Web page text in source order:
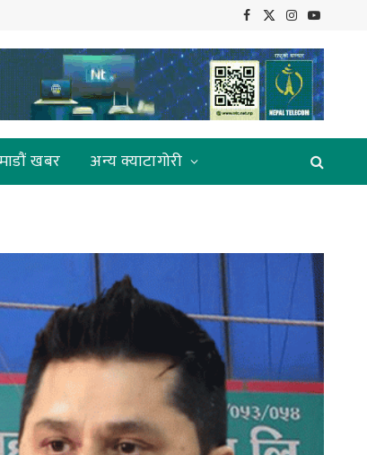
Facebook
X
Instagram
YouTube
खबर
अन्य क्याटागोरी